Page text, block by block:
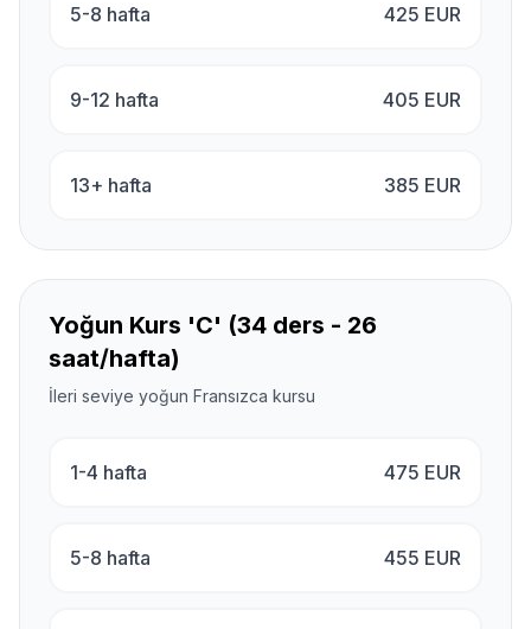
5-8 hafta 425 EUR
9-12 hafta 405 EUR
13+ hafta 385 EUR
Yoğun Kurs 'C' (34 ders - 26
saat/hafta)
İleri seviye yoğun Fransızca kursu
1-4 hafta 475 EUR
5-8 hafta 455 EUR